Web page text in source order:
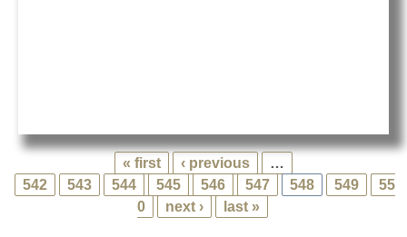
« first ‹ previous
…
542
543 544 545 546 547 548 549
55
0
next › last »